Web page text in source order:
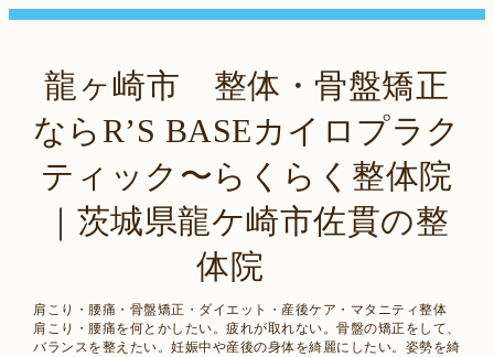
龍ヶ崎市 整体・骨盤矯正
ならR’S BASEカイロプラク
ティック〜らくらく整体院
｜茨城県龍ケ崎市佐貫の整
体院
肩こり・腰痛・骨盤矯正・ダイエット・産後ケア・マタニティ整体
肩こり・腰痛を何とかしたい。疲れが取れない。骨盤の矯正をして、
バランスを整えたい。妊娠中や産後の身体を綺麗にしたい。姿勢を綺